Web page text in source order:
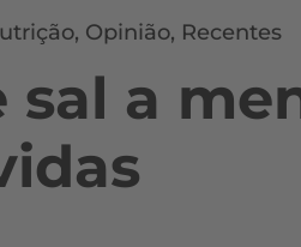
, Opinião, Recentes
a